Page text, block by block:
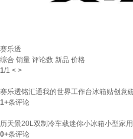
赛乐透
综合 销量 评论数 新品 价格
1/1 < >
赛乐透铭汇通我的世界工作台冰箱贴创意
1+条评论
历天景20L双制冷车载迷你小冰箱小型家
0+条评论